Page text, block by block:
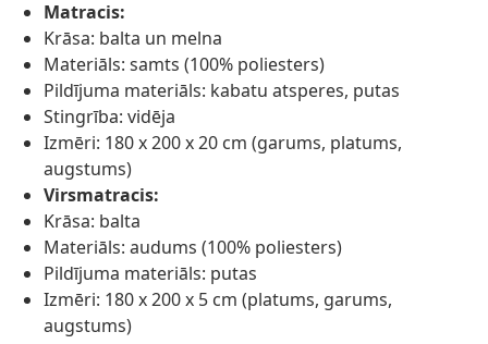
Matracis:
Krāsa: balta un melna
Materiāls: samts (100% poliesters)
Pildījuma materiāls: kabatu atsperes, putas
Stingrība: vidēja
Izmēri: 180 x 200 x 20 cm (garums, platums,
augstums)
Virsmatracis:
Krāsa: balta
Materiāls: audums (100% poliesters)
Pildījuma materiāls: putas
Izmēri: 180 x 200 x 5 cm (platums, garums,
augstums)